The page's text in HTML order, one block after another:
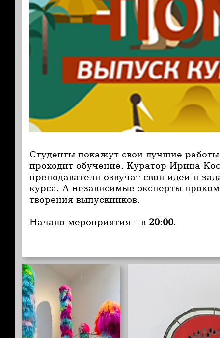
Студенты покажут свои лучшие
проходит обучение. Куратор Ирина
преподаватели озвучат свои идеи и
курса. А независимые эксперты
творения выпускников.
Начало мероприятия – в 20:00.